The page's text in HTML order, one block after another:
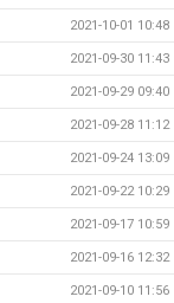
2021-10-01 10:48
2021-09-30 11:43
2021-09-29 09:40
2021-09-28 11:12
2021-09-24 13:09
2021-09-22 10:29
2021-09-17 10:59
2021-09-16 12:32
2021-09-10 11:56